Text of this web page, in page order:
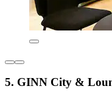
5. GINN City &